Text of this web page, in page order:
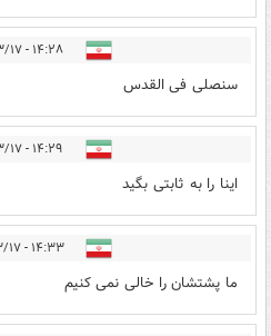
۱۴:۲۸ - ۱۴۰۵/۰۳/۱۷
سنصلی فی القدس
۱۴:۲۹ - ۱۴۰۵/۰۳/۱۷
اینا را به ثابتی بگید
۱۴:۳۳ - ۱۴۰۵/۰۳/۱۷
ما پشتشان را خالی نمی کنیم